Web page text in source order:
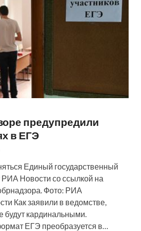
предупредили
в ЕГЭ
Единый государственный
РИА Новости со ссылкой на
Фото: РИА
Как заявили в ведомстве,
будут кардинальными.
ЕГЭ преобразуется в…